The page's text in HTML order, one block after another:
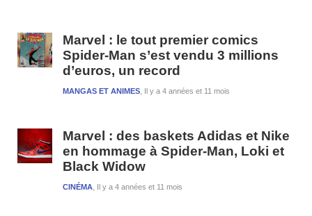
Marvel : le tout premier comics
Spider-Man s’est vendu 3 millions
d’euros, un record
Il y a 4 années et 11 mois
MANGAS ET ANIMES
Marvel : des baskets Adidas et Nike
en hommage à Spider-Man, Loki et
Black Widow
Il y a 4 années et 11 mois
CINÉMA